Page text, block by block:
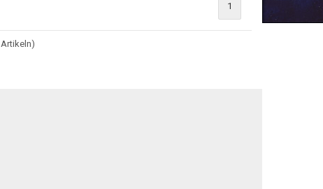
1
Artikeln)